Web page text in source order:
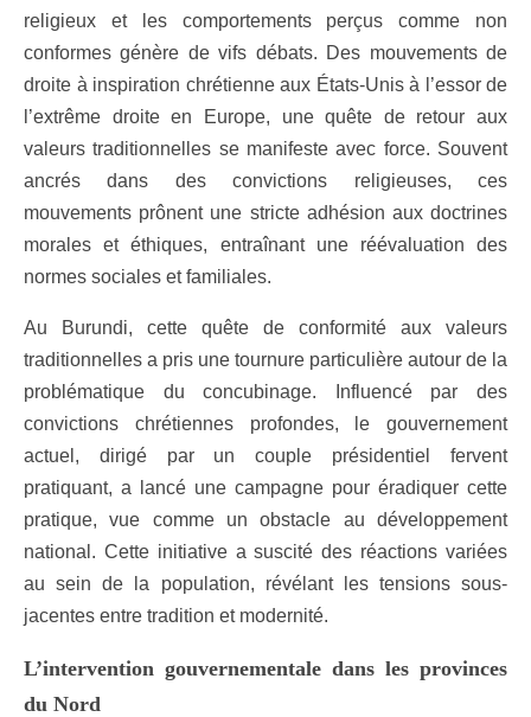
religieux et les comportements perçus comme non
conformes génère de vifs débats. Des mouvements de
droite à inspiration chrétienne aux États-Unis à l’essor de
l’extrême droite en Europe, une quête de retour aux
valeurs traditionnelles se manifeste avec force. Souvent
ancrés dans des convictions religieuses, ces
mouvements prônent une stricte adhésion aux doctrines
morales et éthiques, entraînant une réévaluation des
normes sociales et familiales.
Au Burundi, cette quête de conformité aux valeurs
traditionnelles a pris une tournure particulière autour de la
problématique du concubinage. Influencé par des
convictions chrétiennes profondes, le gouvernement
actuel, dirigé par un couple présidentiel fervent
pratiquant, a lancé une campagne pour éradiquer cette
pratique, vue comme un obstacle au développement
national. Cette initiative a suscité des réactions variées
au sein de la population, révélant les tensions sous-
jacentes entre tradition et modernité.
L’intervention gouvernementale dans les provinces
du Nord